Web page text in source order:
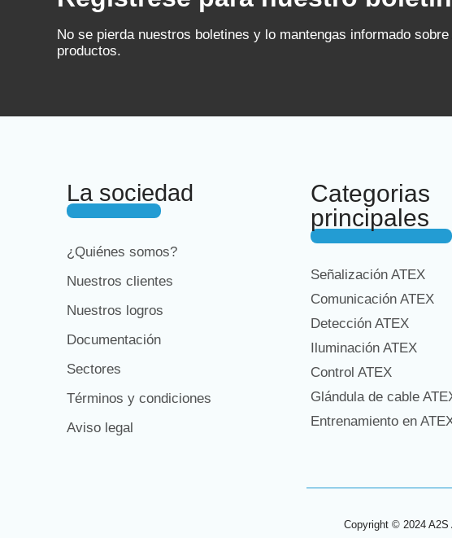
No se pierda nuestros boletines y lo mantengas informado
productos.
La sociedad
¿Quiénes somos?
Nuestros clientes
Nuestros logros
Documentación
Sectores
Términos y condiciones
Aviso legal
Categorias
principales
Señalización ATEX
Comunicación ATEX
Detección ATEX
Iluminación ATEX
Control ATEX
Glándula de cable
Entrenamiento en
Copyright © 2024 A2S